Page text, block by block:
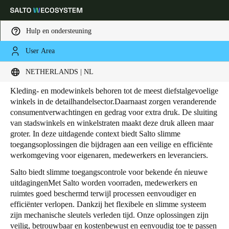
Hulp en ondersteuning
User Area
NETHERLANDS | NL
Kies uw locatie- en taalinstellingen
Global Europe North America Caribbean -
Netherlands Nederlands
Deutsch
Switzerland
DeutschFrançaisItaliano
HOME SECTOREN
Kleding- en modewinkels
Kleding- en modewinkels behoren tot de meest diefstalgevoelige
winkels in de detailhandelsector.Daarnaast zorgen veranderende
consumentverwachtingen en gedrag voor extra druk. De sluiting
van stadswinkels en winkelstraten maakt deze druk alleen maar
groter. In deze uitdagende context biedt Salto slimme
toegangsoplossingen die bijdragen aan een veilige en efficiënte
werkomgeving voor eigenaren, medewerkers en leveranciers.
Salto biedt slimme toegangscontrole voor bekende én nieuwe
uitdagingenMet Salto worden voorraden, medewerkers en
ruimtes goed beschermd terwijl processen eenvoudiger en
efficiënter verlopen. Dankzij het flexibele en slimme systeem
zijn mechanische sleutels verleden tijd. Onze oplossingen zijn
veilig, betrouwbaar en kostenbewust en eenvoudig toe te passen